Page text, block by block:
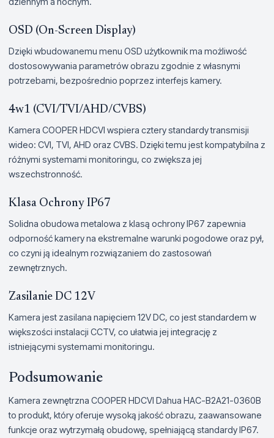
OSD (On-Screen Display)
Dzięki wbudowanemu menu OSD użytkownik ma możliwość
dostosowywania parametrów obrazu zgodnie z własnymi
potrzebami, bezpośrednio poprzez interfejs kamery.
4w1 (CVI/TVI/AHD/CVBS)
Kamera COOPER HDCVI wspiera cztery standardy transmisji
wideo: CVI, TVI, AHD oraz CVBS. Dzięki temu jest kompatybilna z
różnymi systemami monitoringu, co zwiększa jej
wszechstronność.
Klasa Ochrony IP67
Solidna obudowa metalowa z klasą ochrony IP67 zapewnia
odporność kamery na ekstremalne warunki pogodowe oraz pył,
co czyni ją idealnym rozwiązaniem do zastosowań
zewnętrznych.
Zasilanie DC 12V
Kamera jest zasilana napięciem 12V DC, co jest standardem w
większości instalacji CCTV, co ułatwia jej integrację z
istniejącymi systemami monitoringu.
Podsumowanie
Kamera zewnętrzna COOPER HDCVI Dahua HAC-B2A21-0360B
to produkt, który oferuje wysoką jakość obrazu, zaawansowane
funkcje oraz wytrzymałą obudowę, spełniającą standardy IP67.